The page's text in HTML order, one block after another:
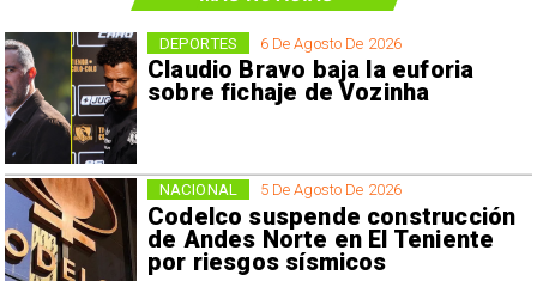
6 De Agosto De 2026
Claudio Bravo baja la euforia
sobre fichaje de Vozinha
DEPORTES
5 De Agosto De 2026
Codelco suspende construcción
de Andes Norte en El Teniente
por riesgos sísmicos
NACIONAL